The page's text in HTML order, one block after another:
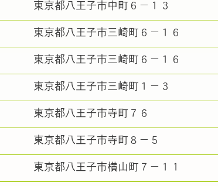
東京都八王子市中町６－１３
東京都八王子市三崎町６－１６
東京都八王子市三崎町６－１６
東京都八王子市三崎町１－３
東京都八王子市寺町７６
東京都八王子市寺町８－５
東京都八王子市横山町７－１１